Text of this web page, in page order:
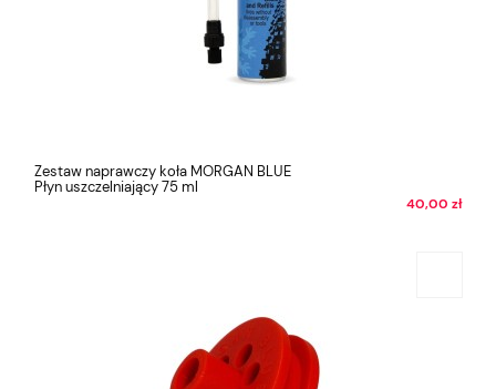
Zestaw naprawczy koła MORGAN BLUE
Płyn uszczelniający 75 ml
40,00 zł